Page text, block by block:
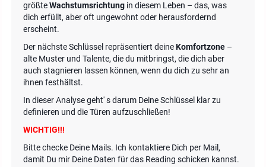
größteWachstumsrichtung in diesem Leben – das, was
dich erfüllt, aber oft ungewohnt oder herausfordernd
erscheint.
Der nächste Schlüssel repräsentiert deineKomfortzone –
alte Muster und Talente, die du mitbringst, die dich aber
auch stagnieren lassen können, wenn du dich zu sehr an
ihnen festhältst.
In dieser Analyse geht' s darum Deine Schlüssel klar zu
definieren und die Türen aufzuschließen!
WICHTIG!!!
Bitte checke Deine Mails. Ich kontaktiere Dich per Mail,
damit Du mir Deine Daten für das Reading schicken kannst.